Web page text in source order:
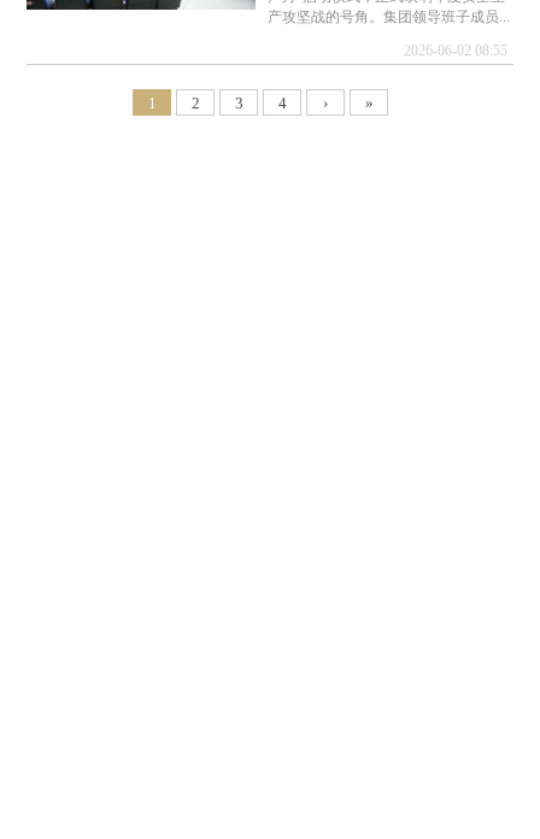
产攻坚战的号角。集团领导班子成员...
2026-06-02 08:55
1 2 3 4 › »